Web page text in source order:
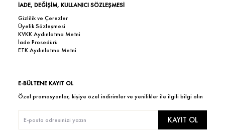
İADE, DEĞİŞİM, KULLANICI SÖZLEŞMESİ
Gizlilik ve Çerezler
Üyelik Sözleşmesi
KVKK Aydınlatma Metni
İade Prosedürü
ETK Aydınlatma Metni
E-BÜLTENE KAYIT OL
Özel promosyonlar, kişiye özel indirimler ve yenilikler ile ilgili bilgi alın
KAYIT OL